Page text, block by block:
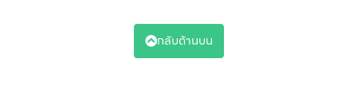
กลับด้านบน